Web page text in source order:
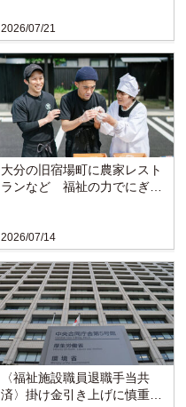
2026/07/21
2026/07/14
大分の旧宿場町に農家レスト
ランなど 福祉の力でにぎわ
〈福祉施設職員退職手当共
済〉掛け金引き上げに慎重な